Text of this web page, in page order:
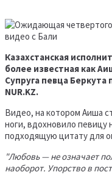
Казахстанская
более известная как
Супруга певца
NUR.KZ.
Видео, на котором Аиша
ноги, вдохновило
подходящую цитату для
"Любовь — не означает
наоборот. Упорство в